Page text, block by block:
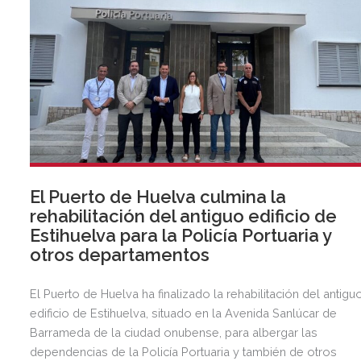
El Puerto de Huelva culmina la
rehabilitación del antiguo edificio de
Estihuelva para la Policía Portuaria y
otros departamentos
El Puerto de Huelva ha finalizado la rehabilitación del
edificio de Estihuelva, situado en la Avenida Sanlúcar de
Barrameda de la ciudad onubense, para albergar las
dependencias de la Policía Portuaria y también de otros